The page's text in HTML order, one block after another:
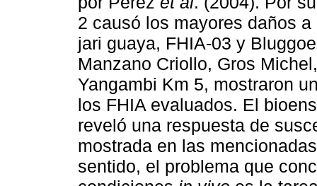
2 causó los mayores daños
jari guaya, FHIA-03 y
Manzano Criollo, Gros
Yangambi Km 5, mostraron
los FHIA evaluados. El
reveló una respuesta de
mostrada en las
sentido, el problema que